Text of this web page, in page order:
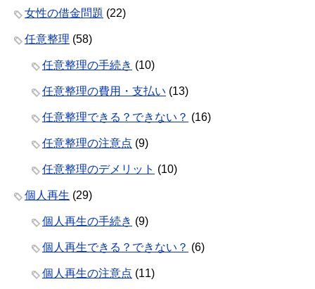
女性の借金問題 (22)
任意整理 (58)
任意整理の手続き (10)
任意整理の費用・支払い (13)
任意整理できる？できない？ (16)
任意整理の注意点 (9)
任意整理のデメリット (10)
個人再生 (29)
個人再生の手続き (9)
個人再生できる？できない？ (6)
個人再生の注意点 (11)